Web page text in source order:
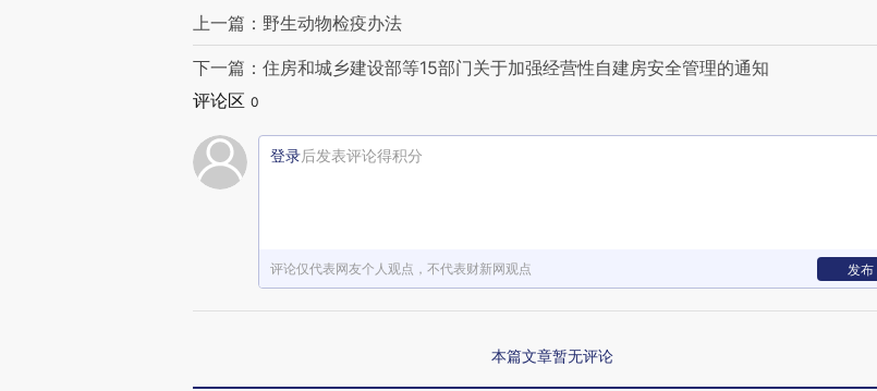
上一篇：野生动物检疫办法
下一篇：住房和城乡建设部等15部门关于加强经营性自建房安全管理的通知
评论区 0
登录后发表评论得积分
评论仅代表网友个人观点，不代表财新网观点 发布
本篇文章暂无评论